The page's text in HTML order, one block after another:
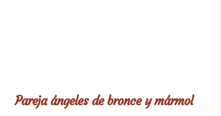
Pareja ángeles de bronce y mármol